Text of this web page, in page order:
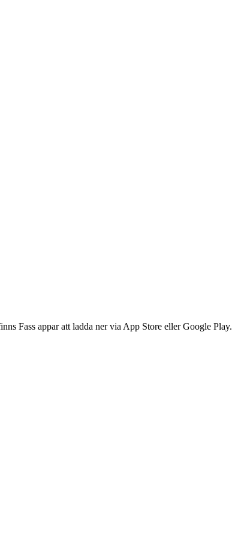
Fass appar att ladda ner via App Store eller Google Play.